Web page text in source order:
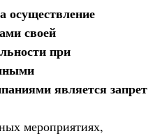
осуществление
своей
при
является запрет
мероприятиях,